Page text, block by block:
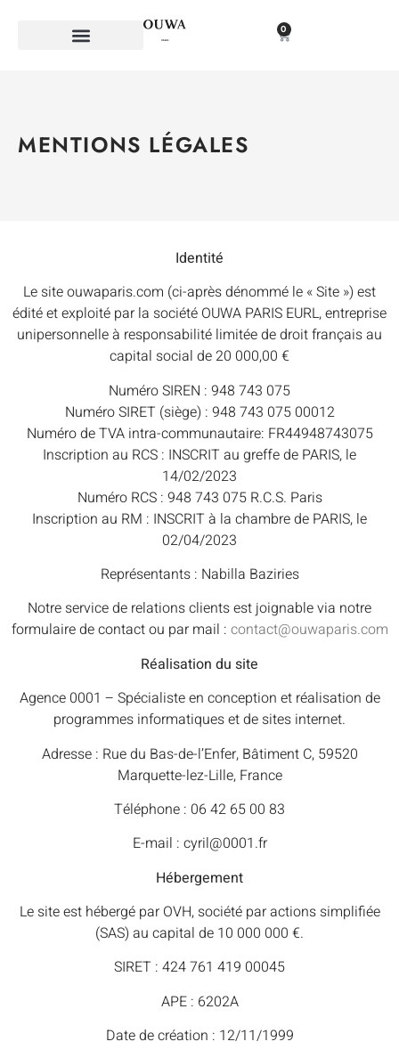
0
MENTIONS LÉGALES
Identité
Le site ouwaparis.com (ci-après dénommé le « Site ») est
édité et exploité par la société OUWA PARIS EURL, entreprise
unipersonnelle à responsabilité limitée de droit français au
capital social de 20 000,00 €
Numéro SIREN : 948 743 075
Numéro SIRET (siège) : 948 743 075 00012
Numéro de TVA intra-communautaire: FR44948743075
Inscription au RCS : INSCRIT au greffe de PARIS, le
14/02/2023
Numéro RCS : 948 743 075 R.C.S. Paris
Inscription au RM : INSCRIT à la chambre de PARIS, le
02/04/2023
Représentants : Nabilla Baziries
Notre service de relations clients est joignable via notre
formulaire de contact ou par mail : contact@ouwaparis.com
Réalisation du site
Agence 0001 – Spécialiste en conception et réalisation de
programmes informatiques et de sites internet.
Adresse : Rue du Bas-de-l’Enfer, Bâtiment C, 59520
Marquette-lez-Lille, France
Téléphone : 06 42 65 00 83
E-mail : cyril@0001.fr
Hébergement
Le site est hébergé par OVH, société par actions simplifiée
(SAS) au capital de 10 000 000 €.
SIRET : 424 761 419 00045
APE : 6202A
Date de création : 12/11/1999